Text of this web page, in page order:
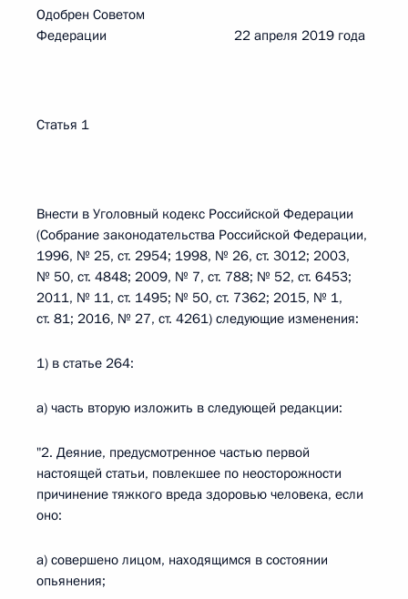
Одобрен Советом
Федерации 22 апреля 2019 года
Статья 1
Внести в Уголовный кодекс Российской Федерации
(Собрание законодательства Российской Федерации,
1996, № 25, ст. 2954; 1998, № 26, ст. 3012; 2003,
№ 50, ст. 4848; 2009, № 7, ст. 788; № 52, ст. 6453;
2011, № 11, ст. 1495; № 50, ст. 7362; 2015, № 1,
ст. 81; 2016, № 27, ст. 4261) следующие изменения:
1) в статье 264:
а) часть вторую изложить в следующей редакции:
"2. Деяние, предусмотренное частью первой
настоящей статьи, повлекшее по неосторожности
причинение тяжкого вреда здоровью человека, если
оно:
а) совершено лицом, находящимся в состоянии
опьянения;